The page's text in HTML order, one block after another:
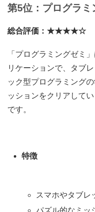
第5位：プログラミ
総合評価：★★★★☆
「プログラミングゼミ
リケーションで、タブ
ック型プログラミング
ッションをクリアして
です。
特徴
スマホやタブレ
パズル的なミッ